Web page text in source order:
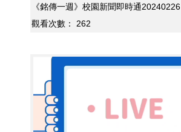
《銘傳一週》校園新聞即時通20240226
觀看次數：
262